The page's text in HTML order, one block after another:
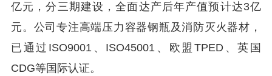
亿元，分三期建设，全面达产后年产值预计达3亿
元。公司专注高端压力容器钢瓶及消防灭火器材，
已通过ISO9001、ISO45001、欧盟TPED、英国
CDG等国际认证。